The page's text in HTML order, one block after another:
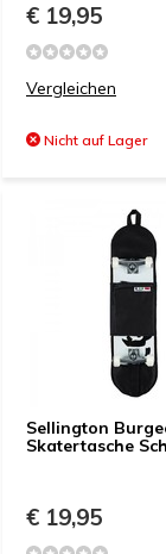
€ 19,95
Vergleichen
Nicht auf Lager
Sellington
Skatertasche
€ 19,95